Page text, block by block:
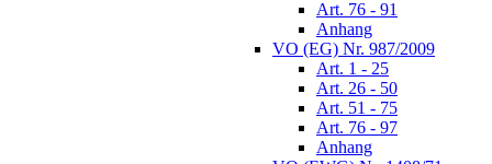
Art. 76 - 91
Anhang
VO (EG) Nr. 987/2009
Art. 1 - 25
Art. 26 - 50
Art. 51 - 75
Art. 76 - 97
Anhang